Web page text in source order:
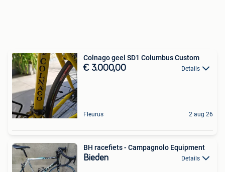
Colnago geel SD1 Columbus Custom
€ 3.000,00 Details
Fleurus 2 aug 26
BH racefiets - Campagnolo Equipment
Bieden Details